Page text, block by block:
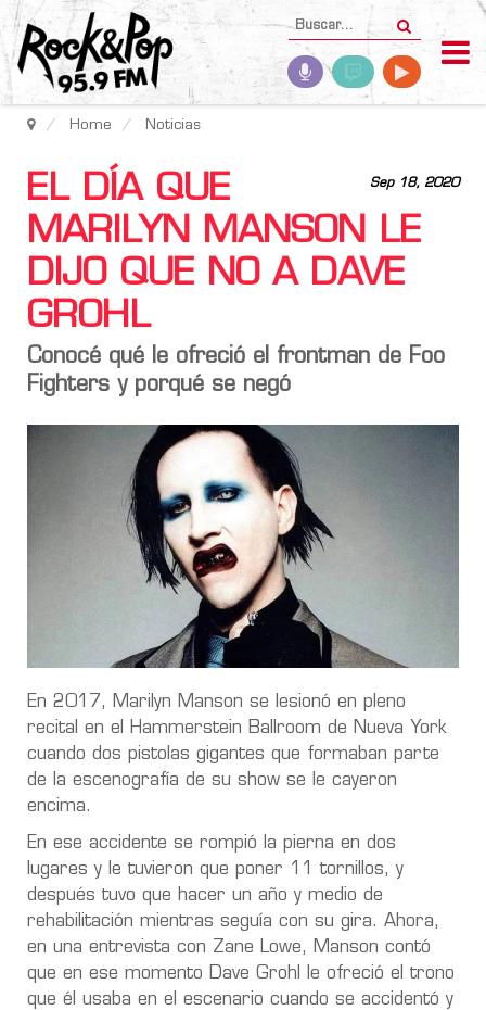
Home Noticias
Sep 18, 2020
EL DÍA QUE
MARILYN MANSON LE
DIJO QUE NO A DAVE
GROHL
Conocé qué le ofreció el frontman de Foo
Fighters y porqué se negó
En 2017, Marilyn Manson se lesionó en pleno
recital en el Hammerstein Ballroom de Nueva York
cuando dos pistolas gigantes que formaban parte
de la escenografía de su show se le cayeron
encima.
En ese accidente se rompió la pierna en dos
lugares y le tuvieron que poner 11 tornillos, y
después tuvo que hacer un año y medio de
rehabilitación mientras seguía con su gira. Ahora,
en una entrevista con Zane Lowe, Manson contó
que en ese momento Dave Grohl le ofreció el trono
que él usaba en el escenario cuando se accidentó y